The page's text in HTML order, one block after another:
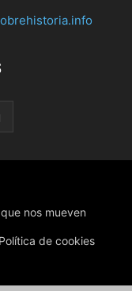
nos mueven
Política de cookies